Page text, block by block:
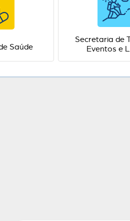
Saúde
Secretaria de
Eventos e